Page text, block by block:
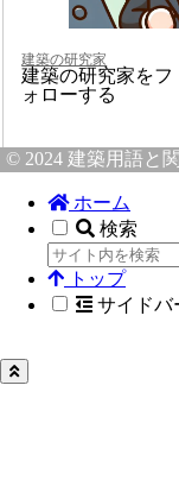
建築の研究家
建築の研究家をフ
ォローする
© 2024 建築用語と
ホーム
検索
トップ
サイドバ